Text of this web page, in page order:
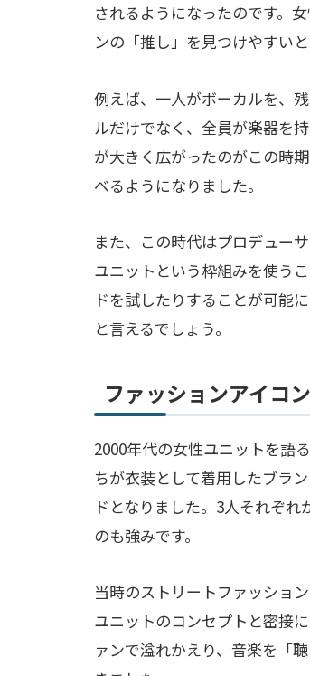
されるようになったのです。
ンの「推し」を見つけやすい
例えば、一人がボーカルを、
ルだけでなく、全員が楽器を
が大きく広がったのがこの時
べるようになりました。
また、この時代はプロデュー
ユニットという枠組みを使う
ドを試したりすることが可能
と言えるでしょう。
ファッションアイコ
2000年代の女性ユニットを語
ちが衣装として着用したブラ
ドとなりました。3人それぞ
のも強みです。
当時のストリートファッショ
ユニットのコンセプトと密接
ァンで溢れかえり、音楽を「